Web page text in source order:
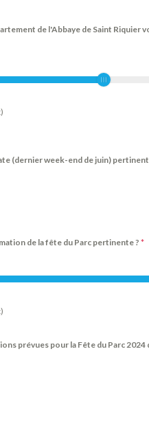
de l'Abbaye de Saint Riquier
(dernier week-end de juin)
de la fête du Parc pertinente ? *
prévues pour la Fête du Parc 2024